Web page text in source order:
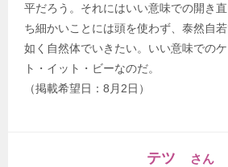
平だろう。それにはいい意味での開き
ち細かいことには頭を使わず、泰然自
如く自然体でいきたい。いい意味での
ト・イット・ビーなのだ。
（掲載希望日：8月2日）
テツ さん